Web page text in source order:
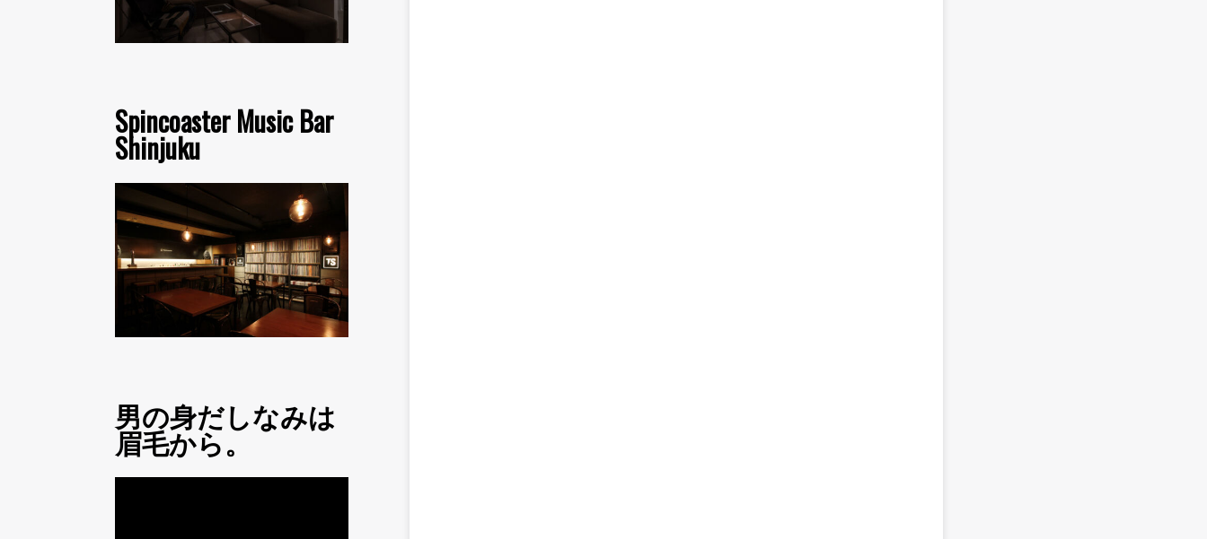
Spincoaster Music Bar
Shinjuku
男の身だしなみは
眉毛から。